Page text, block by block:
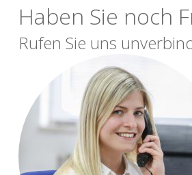
Haben Sie noch
Rufen Sie uns